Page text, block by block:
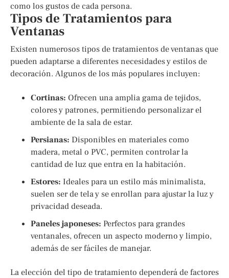
como los gustos de cada persona.
Tipos de Tratamientos para
Ventanas
Existen numerosos tipos de tratamientos de ventanas que
pueden adaptarse a diferentes necesidades y estilos de
decoración. Algunos de los más populares incluyen:
Cortinas: Ofrecen una amplia gama de tejidos,
colores y patrones, permitiendo personalizar el
ambiente de la sala de estar.
Persianas: Disponibles en materiales como
madera, metal o PVC, permiten controlar la
cantidad de luz que entra en la habitación.
Estores: Ideales para un estilo más minimalista,
suelen ser de tela y se enrollan para ajustar la luz y
privacidad deseada.
Paneles japoneses: Perfectos para grandes
ventanales, ofrecen un aspecto moderno y limpio,
además de ser fáciles de manejar.
La elección del tipo de tratamiento dependerá de factores